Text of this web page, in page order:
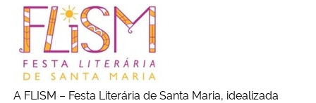
A FLISM – Festa Literária de Santa Maria, idealizada